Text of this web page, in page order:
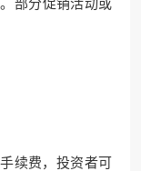
部分促销活动或
续费，投资者可